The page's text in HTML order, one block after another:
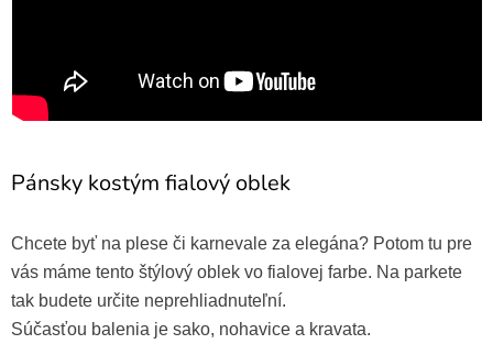
Pánsky kostým fialový oblek
Chcete byť na plese či karnevale za elegána? Potom tu pre
vás máme tento štýlový oblek vo fialovej farbe. Na parkete
tak budete určite neprehliadnuteľní.
Súčasťou balenia je sako, nohavice a kravata.